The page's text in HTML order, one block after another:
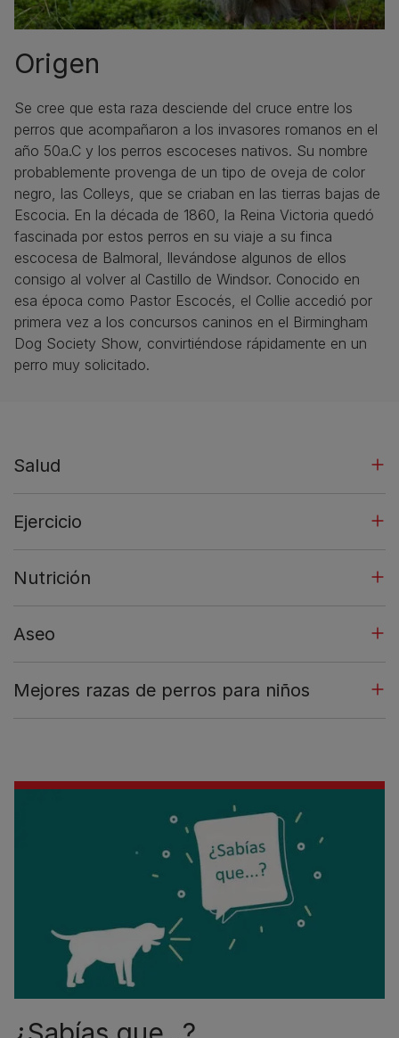
Origen
Se cree que esta raza desciende del cruce entre los
perros que acompañaron a los invasores romanos en el
año 50a.C y los perros escoceses nativos. Su nombre
probablemente provenga de un tipo de oveja de color
negro, las Colleys, que se criaban en las tierras bajas de
Escocia. En la década de 1860, la Reina Victoria quedó
fascinada por estos perros en su viaje a su finca
escocesa de Balmoral, llevándose algunos de ellos
consigo al volver al Castillo de Windsor. Conocido en
esa época como Pastor Escocés, el Collie accedió por
primera vez a los concursos caninos en el Birmingham
Dog Society Show, convirtiéndose rápidamente en un
perro muy solicitado.
Salud
Ejercicio
Nutrición
Aseo
Mejores razas de perros para niños